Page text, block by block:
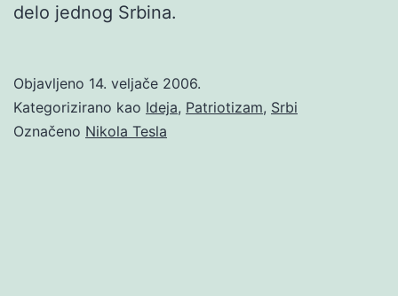
delo jednog Srbina.
Objavljeno 14. veljače 2006.
Kategorizirano kao Ideja, Patriotizam, Srbi
Označeno Nikola Tesla